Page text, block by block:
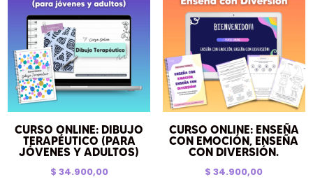
CURSO ONLINE: DIBUJO
TERAPÉUTICO (PARA
JÓVENES Y ADULTOS)
$ 34.900,00
CURSO ONLINE: ENSEÑA
CON EMOCIÓN, ENSEÑA
CON DIVERSIÓN.
$ 34.900,00